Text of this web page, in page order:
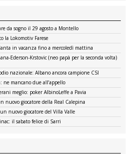
da sogno il 29 agosto a Montello
la Lokomotiv Farese
in vacanza fino a mercoledì mattina
Ederson-Krstovic (neo papà per la seconda volta)
nazionale: Albano ancora campione CSI
ne mancano due all’appello
meglio: poker AlbinoLeffe a Pavia
nuovo giocatore della Real Calepina
nuovo giocatore del Villa Valle
il sabato felice di Sarri